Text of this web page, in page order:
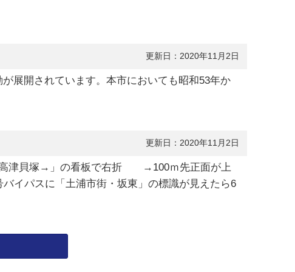
更新日：2020年11月2日
展開されています。本市においても昭和53年か
更新日：2020年11月2日
高津貝塚→」の看板で右折 →100ｍ先正面が上
パスに「土浦市街・坂東」の標識が見えたら6